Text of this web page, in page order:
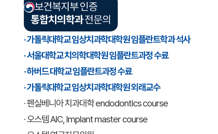
보건복지부 인증
통합치의학과전문의
· 가톨릭대학교 임상치과학대학원 임플란트학과 석사
· 서울대학교 치의학대학원 임플란트과정 수료
· 하버드 대학교 임플란트과정 수료
· 가톨릭대학교 임상치과학대학원 외래교수
· 펜실베니아 치과대학 endodontics course
· 오스템 AIC, Implant master course